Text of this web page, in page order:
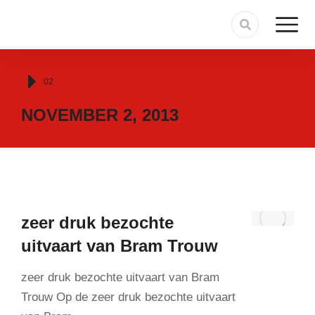
Je bent hier:
02
NOVEMBER 2, 2013
zeer druk bezochte
uitvaart van Bram Trouw
zeer druk bezochte uitvaart van Bram
Trouw Op de zeer druk bezochte uitvaart